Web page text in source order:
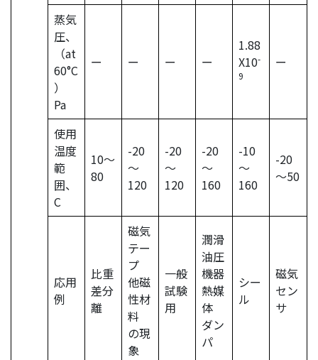
蒸気
圧、
（at
60°C
）
Pa
ー ー ー ー
1.88
X10-
9
ー
使用
温度
範
囲、
C
10〜
80
-20
～
120
-20
～
120
-20
～
160
-10
～
160
-20
～50
応用
例
比重
差分
離
磁気
テー
プ
他磁
性材
料
の現
象
一般
試験
用
潤滑
油圧
機器
熱媒
体
ダン
パ
シー
ル
磁気
セン
サ